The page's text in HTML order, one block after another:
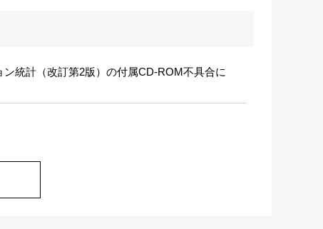
統計（改訂第2版）の付属CD-ROM不具合に